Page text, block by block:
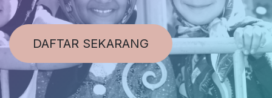
DAFTAR SEKARANG